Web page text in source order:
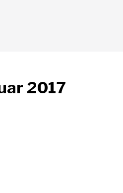
2017